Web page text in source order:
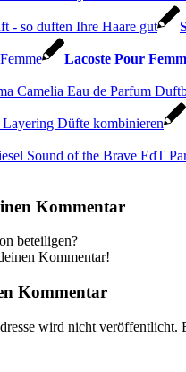
Lacoste Pour
Kommentar
beteiligen?
Kommentar!
Kommentar
wird nicht veröffentlicht.